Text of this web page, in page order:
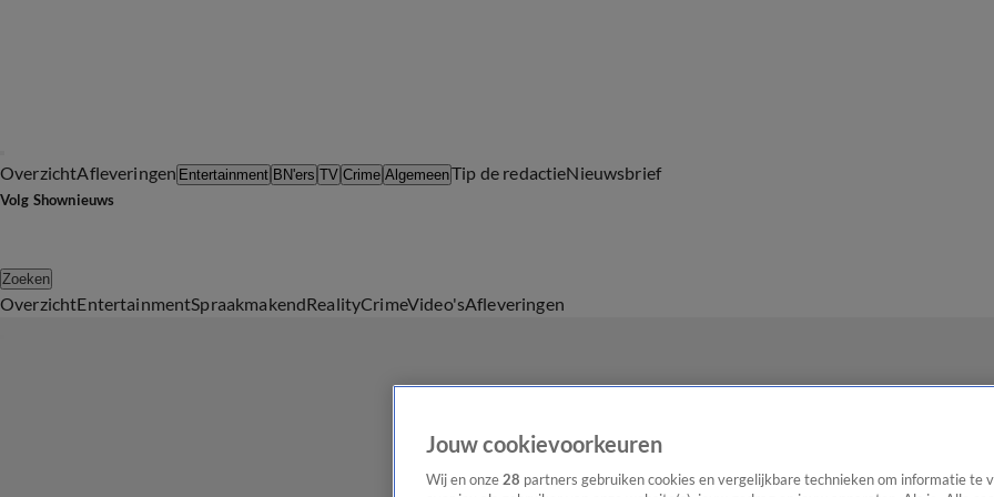
OverzichtAfleveringen Entertainment BN'ers TV Crime AlgemeenTip de redactieNieuwsbrief
Volg Shownieuws
Zoeken
OverzichtEntertainmentSpraakmakendRealityCrimeVideo'sAfleveringen
Jouw cookievoorkeuren
Wij en onze 28 partners gebruiken cookies en vergelijkbare technieken om informatie te